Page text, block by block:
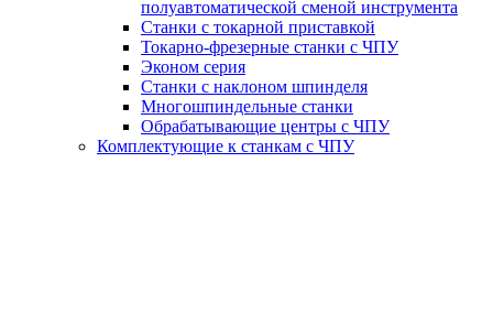
полуавтоматической сменой инструмента
Станки с токарной приставкой
Токарно-фрезерные станки с ЧПУ
Эконом серия
Станки с наклоном шпинделя
Многошпиндельные станки
Обрабатывающие центры с ЧПУ
Комплектующие к станкам с ЧПУ